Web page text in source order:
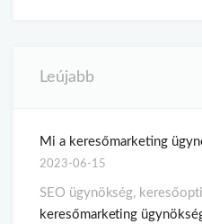
Leújabb
Mi a keresőmarketing
2023-06-15
SEO ügynökség,
keresőmarketing